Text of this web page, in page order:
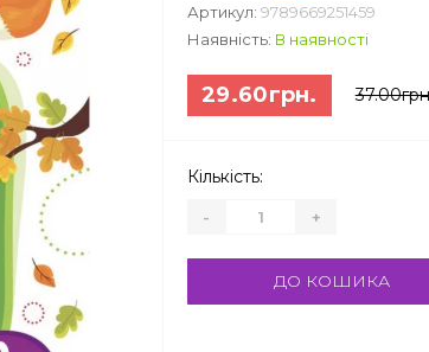
Артикул: 9789669251459
Наявність: В наявності
29.60грн.
Кількість:
- +
ДО КОШИКА